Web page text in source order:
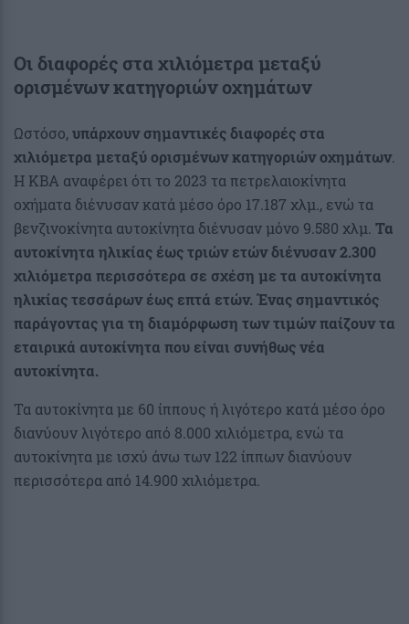
Οι διαφορές στα χιλιόμετρα μεταξύ
ορισμένων κατηγοριών οχημάτων
Ωστόσο,υπάρχουν σημαντικές διαφορές στα
χιλιόμετρα μεταξύ ορισμένων κατηγοριών οχημάτων.
Η KBA αναφέρει ότι το 2023 τα πετρελαιοκίνητα
οχήματα διένυσαν κατά μέσο όρο 17.187 χλμ., ενώ τα
βενζινοκίνητα αυτοκίνητα διένυσαν μόνο 9.580 χλμ. Τα
αυτοκίνητα ηλικίας έως τριών ετών διένυσαν 2.300
χιλιόμετρα περισσότερα σε σχέση με τα αυτοκίνητα
ηλικίας τεσσάρων έως επτά ετών. Ένας σημαντικός
παράγοντας για τη διαμόρφωση των τιμών παίζουν τα
εταιρικά αυτοκίνητα που είναι συνήθως νέα
αυτοκίνητα.
Τα αυτοκίνητα με 60 ίππους ή λιγότερο κατά μέσο όρο
διανύουν λιγότερο από 8.000 χιλιόμετρα, ενώ τα
αυτοκίνητα με ισχύ άνω των 122 ίππων διανύουν
περισσότερα από 14.900 χιλιόμετρα.